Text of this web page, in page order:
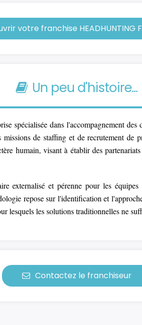
votre franchise HEADHUNTING
Un peu d'histoire...
spécialisée dans l'accompagnement des
missions de staffing et de recrutement de
humain, visant à établir des
externalisé et pérenne pour les
repose sur l'identification et
lesquels les solutions traditionnelles ne
Contactez le franchiseur